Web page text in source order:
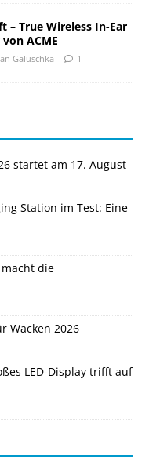
– True Wireless In-Ear
ACME
Galuschka 1
startet am 17. August
Station im Test: Eine
die
Wacken 2026
LED-Display trifft auf